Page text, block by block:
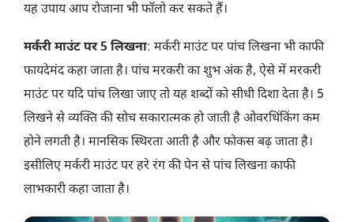
यह उपाय आप रोजाना भी फॉलो कर सकते हैं।
मर्करी माउंट पर 5 लिखना: मर्करी माउंट पर पांच लिखना भी काफी
फायदेमंद कहा जाता है। पांच मरकरी का शुभ अंक है, ऐसे में मरकरी
माउंट पर यदि पांच लिखा जाए तो यह शब्दों को सीधी दिशा देता है। 5
लिखने से व्यक्ति की सोच सकारात्मक हो जाती है ओवरथिंकिंग कम
होने लगती है। मानसिक स्थिरता आती है और फोकस बढ़ जाता है।
इसीलिए मर्करी माउंट पर हरे रंग की पेन से पांच लिखना काफी
लाभकारी कहा जाता है।